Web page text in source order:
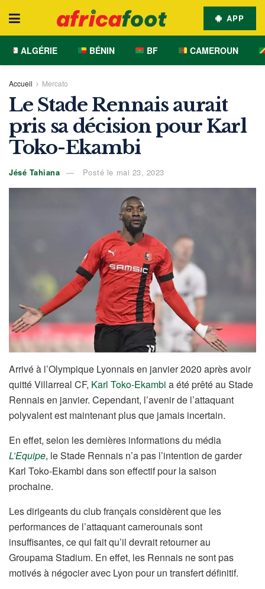
APP
ALGÉRIE BÉNIN BF CAMEROUN
Accueil Mercato
Le Stade Rennais aurait
pris sa décision pour Karl
Toko-Ekambi
Jésé Tahiana Posté le mai 23, 2023
Arrivé à l’Olympique Lyonnais en janvier 2020 après avoir
quitté Villarreal CF, Karl Toko-Ekambi a été prêté au Stade
Rennais en janvier. Cependant, l’avenir de l’attaquant
polyvalent est maintenant plus que jamais incertain.
En effet, selon les dernières informations du média
L’Equipe, le Stade Rennais n’a pas l’intention de garder
Karl Toko-Ekambi dans son effectif pour la saison
prochaine.
Les dirigeants du club français considèrent que les
performances de l’attaquant camerounais sont
insuffisantes, ce qui fait qu’il devrait retourner au
Groupama Stadium. En effet, les Rennais ne sont pas
motivés à négocier avec Lyon pour un transfert définitif.